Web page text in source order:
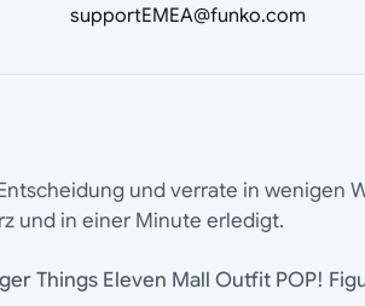
supportEMEA@funko.com
und verrate in wenigen
und in einer Minute erledigt.
Things Eleven Mall Outfit POP!